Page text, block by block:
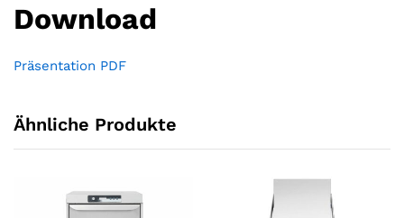
Download
Präsentation PDF
Ähnliche Produkte